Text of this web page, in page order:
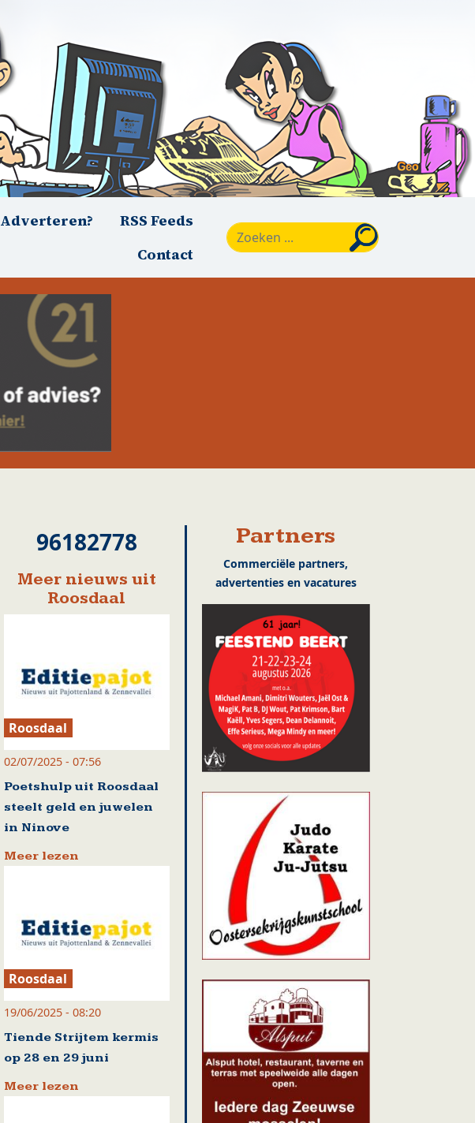
Adverteren?
RSS Feeds
Contact
96182778
Meer nieuws uit
Roosdaal
Roosdaal
02/07/2025 - 07:56
Poetshulp uit Roosdaal
steelt geld en juwelen
in Ninove
Meer lezen
Roosdaal
19/06/2025 - 08:20
Tiende Strijtem kermis
op 28 en 29 juni
Meer lezen
Partners
Commerciële partners,
advertenties en vacatures